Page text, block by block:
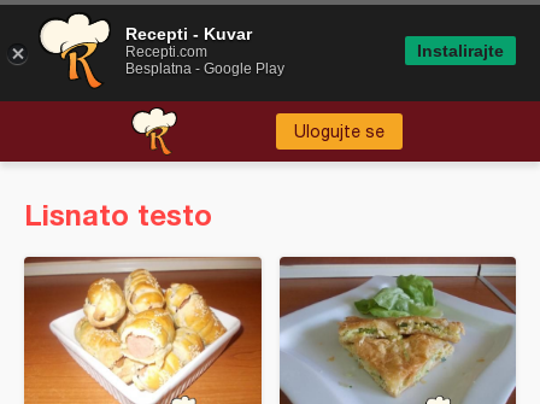
Ulogujte se
Lisnato testo
Recepti - Kuvar
Recepti.com
Besplatna - Google Play
Instalirajte